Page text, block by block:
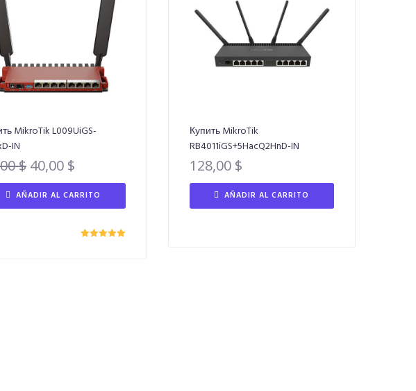
MikroTik L009UiGS-
IN
$ 40,00 $
AÑADIR AL CARRITO
Купить MikroTik
RB4011iGS+5HacQ2HnD-IN
128,00 $
AÑADIR AL CARRITO